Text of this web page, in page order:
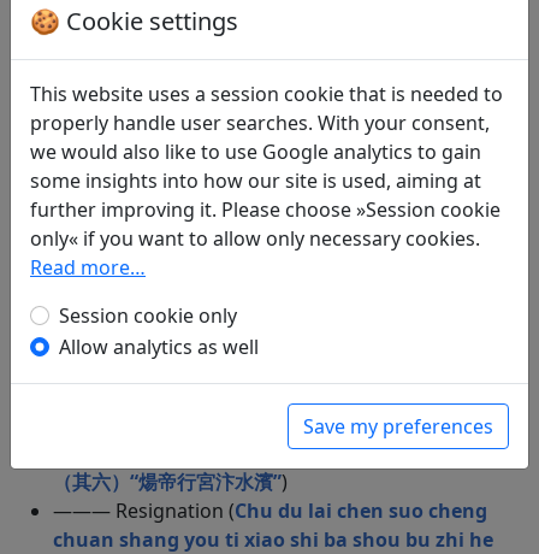
chui di 和王七玉門關聽吹笛
wan yi bu shi" 樂游原 ”向晚意不適“)
——— Zum Geleit für Pei, den Ersten Sekretär, als
er nach Dji-Dschou strafversetzt wurde (Chong
song pei lang zhong bian ji zhou 重送裴郎中貶吉
州)
——— Lin-tjö zum Geleit (Song ling che shang ren
"Cang cang zhu lin si" 送靈澈上人“蒼蒼竹林寺”
——— Wellen waschen den Strand (
jiu shou (4) "Ying wu zhou tou lang zhan sha" 浪
淘沙九首（其四）“鸚鵡洲頭浪颭沙”
Yang liu zhi ci jiu shou (6)
"Yang di xing gong bian shui bin" 楊柳枝詞九首
（其六）“煬帝行宮汴水濱”)
——— Resignation (Chu du lai chen suo cheng
chuan shang you ti xiao shi ba shou bu zhi he
🍪 Cookie settings
This website uses a session cookie that is needed to
properly handle user searches. With your consent,
we would also like to use Google analytics to gain
some insights into how our site is used, aiming at
further improving it. Please choose »Session cookie
only« if you want to allow only necessary cookies.
Read more…
Session cookie only
Allow analytics as well
Save my preferences